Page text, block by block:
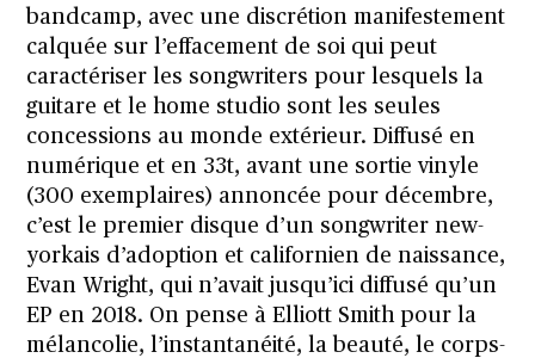
bandcamp, avec une discrétion manifestement
calquée sur l’effacement de soi qui peut
caractériser les songwriters pour lesquels la
guitare et le home studio sont les seules
concessions au monde extérieur. Diffusé en
numérique et en 33t, avant une sortie vinyle
(300 exemplaires) annoncée pour décembre,
c’est le premier disque d’un songwriter new-
yorkais d’adoption et californien de naissance,
Evan Wright, qui n’avait jusqu’ici diffusé qu’un
EP en 2018. On pense à Elliott Smith pour la
mélancolie, l’instantanéité, la beauté, le corps-